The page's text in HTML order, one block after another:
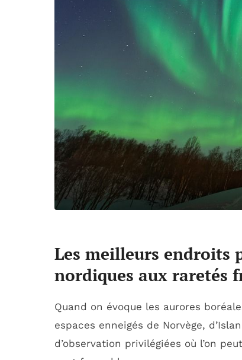
Les meilleurs endroits
nordiques aux raretés
Quand on évoque les aurores
espaces enneigés de Norvège,
d’observation privilégiées où l’on